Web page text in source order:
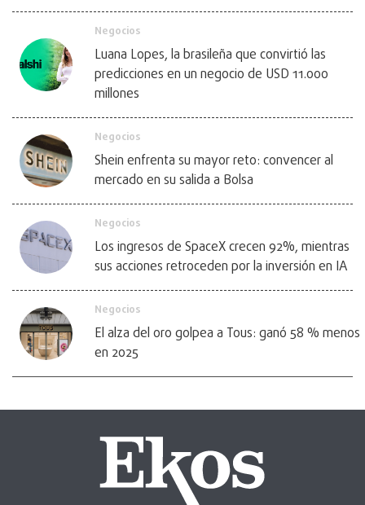
Negocios
Luana Lopes, la brasileña que convirtió las
predicciones en un negocio de USD 11.000
millones
Negocios
Shein enfrenta su mayor reto: convencer al
mercado en su salida a Bolsa
Negocios
Los ingresos de SpaceX crecen 92%, mientras
sus acciones retroceden por la inversión en IA
Negocios
El alza del oro golpea a Tous: ganó 58 % menos
en 2025